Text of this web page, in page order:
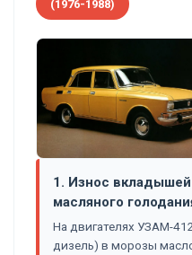
(1976-1988)
1. Износ вкладышей
масляного
На двигателях УЗАМ-
дизель) в морозы